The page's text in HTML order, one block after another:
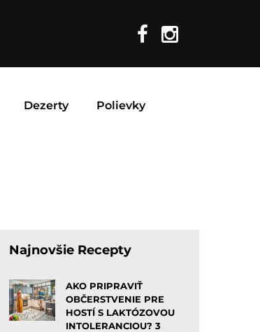
Dezerty Polievky
Najnovšie Recepty
AKO PRIPRAVIŤ
OBČERSTVENIE PRE
HOSTÍ S LAKTÓZOVOU
INTOLERANCIOU? 3